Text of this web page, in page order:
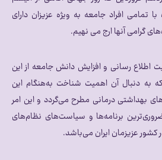
تمامی افراد جامعه به ویژه عزیزان دارای
گرامی آنها ارج می نهیم.
اطلاع رسانی و افزایش دانش جامعه از این
به دنبال آن اهمیت شناخت به‌هنگام این
بهداشتی درمانی مطرح می‌گردد و این امر
برنامه‌ها و سیاست‌های نظام‌های
کشور عزیزمان ایران می‌باشد.